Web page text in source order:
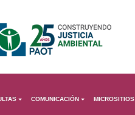
COMUNICACIÓN MICROSITIOS